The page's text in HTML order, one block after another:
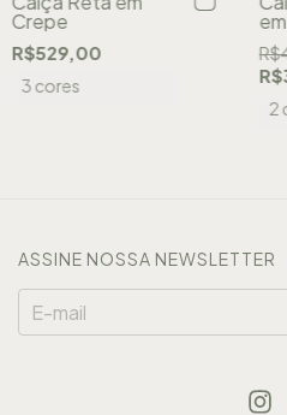
Crepe
R$529,00
3 cores
2
ASSINE NOSSA NEWSLETTER